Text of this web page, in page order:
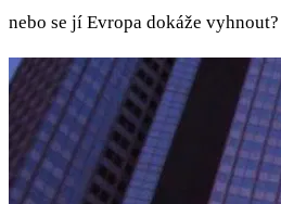
nebo se jí Evropa dokáže vyhnout?